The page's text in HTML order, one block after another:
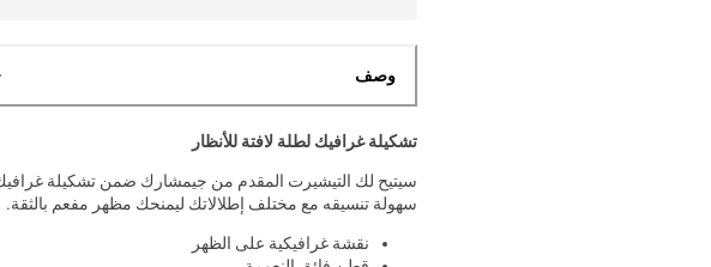
وصف
تشكيلة غرافيك لطلة لافتة للأنظار
سيتيح لك التيشيرت المقدم من جيمشارك ضمن تشكيلة
سهولة تنسيقه مع مختلف إطلالاتك ليمنحك مظهر مفعم بالثقة.
نقشة غرافيكية على الظهر